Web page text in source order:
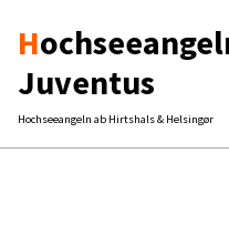
Inhalt
Hochseeangeln mit MS
Juventus
Hochseeangeln ab Hirtshals & Helsingør